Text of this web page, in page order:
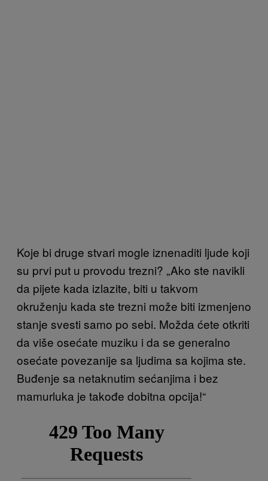
Koje bi druge stvari mogle iznenaditi ljude koji
su prvi put u provodu trezni? „Ako ste navikli
da pijete kada izlazite, biti u takvom
okruženju kada ste trezni može biti izmenjeno
stanje svesti samo po sebi. Možda ćete otkriti
da više osećate muziku i da se generalno
osećate povezanije sa ljudima sa kojima ste.
Buđenje sa netaknutim sećanjima i bez
mamurluka je takođe dobitna opcija!“